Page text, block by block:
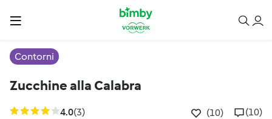
Contorni
Zucchine alla Calabra
4.0(3) (10) (10)